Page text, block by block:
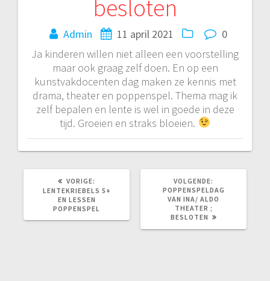
besloten
Admin 11 april 2021
0
Ja kinderen willen niet alleen een voorstelling
maar ook graag zelf doen. En op een
kunstvakdocenten dag maken ze kennis met
drama, theater en poppenspel. Thema mag ik
zelf bepalen en lente is wel in goede in deze
tijd. Groeien en straks bloeien.
VORIGE:
BERICHT:
LENTEKRIEBELS 5+
EN LESSEN
POPPENSPEL
VOLGENDE:
BERICHT:
POPPENSPELDAG
VAN INA/ ALDO
THEATER ;
BESLOTEN